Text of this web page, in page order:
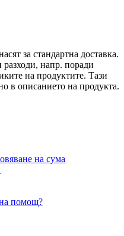
за стандартна доставка.
напр. поради
на продуктите. Тази
в описанието на продукта.
на сума
помощ?